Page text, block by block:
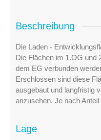
Beschreibung
Die Laden -
Die Flächen im 1.OG und
dem EG verbunden
Erschlossen sind diese
ausgebaut und langfristig
anzusehen. Je nach
Lage